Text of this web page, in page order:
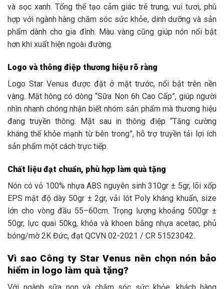
và sọc xanh. Tổng thể tạo cảm giác trẻ trung, vui tươi, phù
hợp với ngành hàng chăm sóc sức khỏe, dinh dưỡng và sản
phẩm dành cho gia đình. Màu vàng cũng giúp nón nổi bật
hơn khi xuất hiện ngoài đường.
Logo và thông điệp thương hiệu rõ ràng
Logo Star Venus được đặt ở mặt trước, nổi bật trên nền
vàng. Mặt hông có dòng “Sữa Non 6h Cao Cấp”, giúp người
nhìn nhanh chóng nhận biết nhóm sản phẩm mà thương hiệu
đang truyền thông. Mặt sau in thông điệp “Tăng cường
kháng thể khỏe mạnh từ bên trong”, hỗ trợ truyền tải lợi ích
sản phẩm một cách trực tiếp.
Chất liệu đạt chuẩn, phù hợp làm quà tặng
Nón có vỏ 100% nhựa ABS nguyên sinh 310gr ± 5gr, lõi xốp
EPS mật độ dày 50gr ± 2gr, vải lót Poly kháng khuẩn, size
lớn cho vòng đầu 55–60cm. Trọng lượng khoảng 500gr ±
50gr, lực quai 50kg, khóa và khoen bằng nhựa acetac, phủ
bóng/mờ 2K Đức, đạt QCVN 02-2021 / CR 51523042.
Vì sao Công ty Star Venus nên chọn nón bảo
hiểm in logo làm quà tặng?